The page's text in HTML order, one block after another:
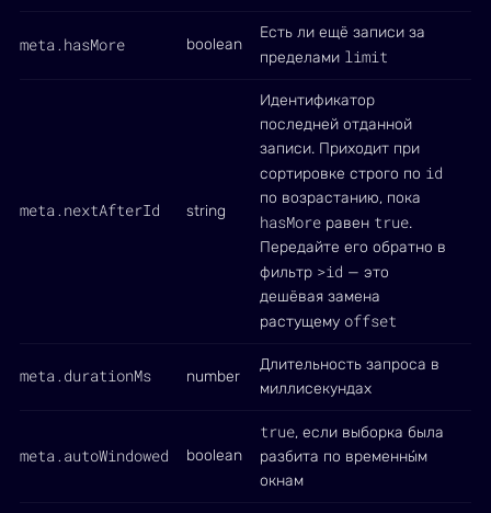
meta.hasMore boolean
Есть ли ещё записи за
пределами limit
meta.nextAfterId string
Идентификатор
последней отданной
записи. Приходит при
сортировке строго по id
по возрастанию, пока
hasMore равен true.
Передайте его обратно в
фильтр >id — это
дешёвая замена
растущему offset
meta.durationMs number
Длительность запроса в
миллисекундах
meta.autoWindowed boolean
true, если выборка была
разбита по временны́м
окнам